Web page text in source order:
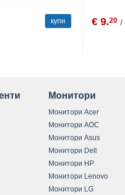
купи € 9.20 /
Монитори
Монитори Acer
Монитори AOC
Монитори Asus
Монитори Dell
Монитори HP
Монитори Lenovo
Монитори LG